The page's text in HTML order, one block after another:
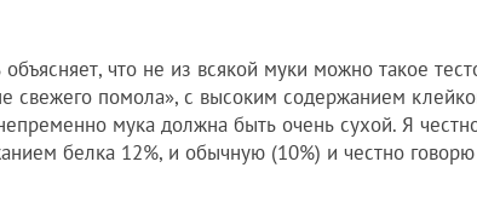
объясняет, что не из всякой муки можно такое
свежего помола», с высоким содержанием
мука должна быть очень сухой. Я
белка 12%, и обычную (10%) и честно